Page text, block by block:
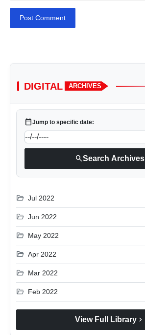
Post Comment
DIGITAL ARCHIVES
calendar_todayJump to specific date:
searchSearch Archives
folder_open Jul 2022
folder_open Jun 2022
folder_open May 2022
folder_open Apr 2022
folder_open Mar 2022
folder_open Feb 2022
View Full Library chevron_right